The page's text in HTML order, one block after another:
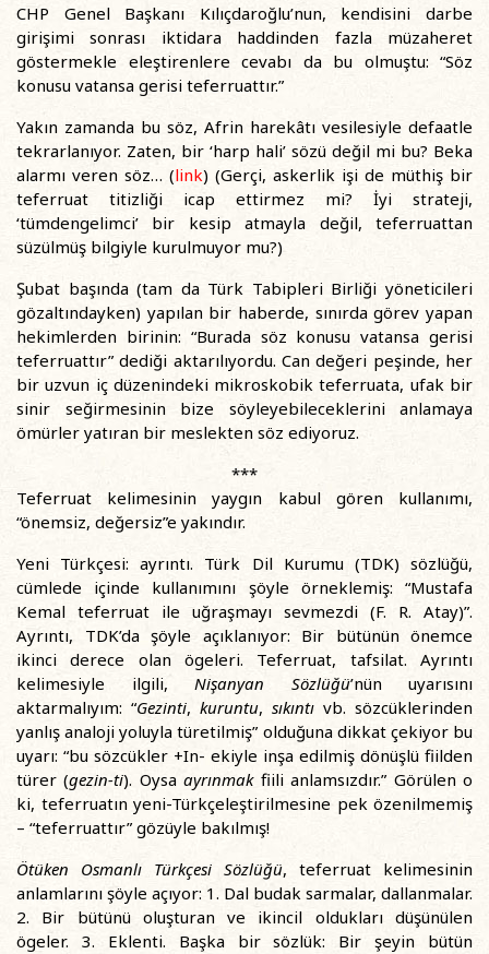
CHP Genel Başkanı Kılıçdaroğlu’nun, kendisini darbe
girişimi sonrası iktidara haddinden fazla müzaheret
göstermekle eleştirenlere cevabı da bu olmuştu: “Söz
konusu vatansa gerisi teferruattır.”
Yakın zamanda bu söz, Afrin harekâtı vesilesiyle defaatle
tekrarlanıyor. Zaten, bir ‘harp hali’ sözü değil mi bu? Beka
alarmı veren söz… (link) (Gerçi, askerlik işi de müthiş bir
teferruat titizliği icap ettirmez mi? İyi strateji,
‘tümdengelimci’ bir kesip atmayla değil, teferruattan
süzülmüş bilgiyle kurulmuyor mu?)
Şubat başında (tam da Türk Tabipleri Birliği yöneticileri
gözaltındayken) yapılan bir haberde, sınırda görev yapan
hekimlerden birinin: “Burada söz konusu vatansa gerisi
teferruattır” dediği aktarılıyordu. Can değeri peşinde, her
bir uzvun iç düzenindeki mikroskobik teferruata, ufak bir
sinir seğirmesinin bize söyleyebileceklerini anlamaya
ömürler yatıran bir meslekten söz ediyoruz.
***
Teferruat kelimesinin yaygın kabul gören kullanımı,
“önemsiz, değersiz”e yakındır.
Yeni Türkçesi: ayrıntı. Türk Dil Kurumu (TDK) sözlüğü,
cümlede içinde kullanımını şöyle örneklemiş: “Mustafa
Kemal teferruat ile uğraşmayı sevmezdi (F. R. Atay)”.
Ayrıntı, TDK’da şöyle açıklanıyor: Bir bütünün önemce
ikinci derece olan ögeleri. Teferruat, tafsilat. Ayrıntı
kelimesiyle ilgili, Nişanyan Sözlüğü’nün uyarısını
aktarmalıyım: “Gezinti, kuruntu, sıkıntı vb. sözcüklerinden
yanlış analoji yoluyla türetilmiş” olduğuna dikkat çekiyor bu
uyarı: “bu sözcükler +In- ekiyle inşa edilmiş dönüşlü fiilden
türer (gezin-ti). Oysaayrınmakfiili anlamsızdır.” Görülen o
ki, teferruatın yeni-Türkçeleştirilmesine pek özenilmemiş
– “teferruattır” gözüyle bakılmış!
Ötüken Osmanlı Türkçesi Sözlüğü, teferruat kelimesinin
anlamlarını şöyle açıyor: 1. Dal budak sarmalar, dallanmalar.
2. Bir bütünü oluşturan ve ikincil oldukları düşünülen
ögeler. 3. Eklenti. Başka bir sözlük: Bir şeyin bütün